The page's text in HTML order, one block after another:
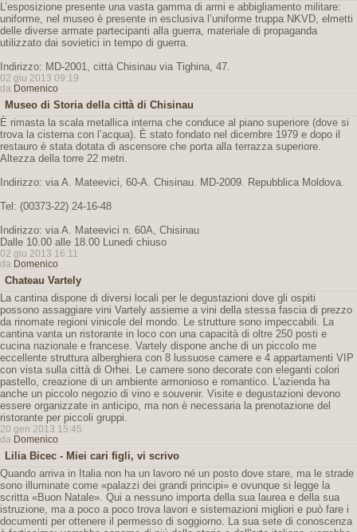
L’esposizione presente una vasta gamma di armi e abbigliamento militare:
uniforme, nel museo è presente in esclusiva l’uniforme truppa NKVD, elmetti
delle diverse armate partecipanti alla guerra, materiale di propaganda
utilizzato dai sovietici in tempo di guerra.
Indirizzo: MD-2001, città Chisinau via Tighina, 47.
02 giu 2013 09:19
da Domenico
Museo di Storia della città di Chisinau
È rimasta la scala metallica interna che conduce al piano superiore (dove si
trova la cisterna con l’acqua). È stato fondato nel dicembre 1979 e dopo il
restauro è stata dotata di ascensore che porta alla terrazza superiore.
Altezza della torre 22 metri.
Indirizzo: via A. Mateevici, 60-A. Chisinau. MD-2009. Repubblica Moldova.
Tel: (00373-22) 24-16-48
Indirizzo: via A. Mateevici n. 60A, Chisinau
Dalle 10.00 alle 18.00 Lunedi chiuso
02 giu 2013 16:11
da Domenico
Chateau Vartely
La cantina dispone di diversi locali per le degustazioni dove gli ospiti
possono assaggiare vini Vartely assieme a vini della stessa fascia di prezzo
da rinomate regioni vinicole del mondo. Le strutture sono impeccabili. La
cantina vanta un ristorante in loco con una capacità di oltre 250 posti e
cucina nazionale e francese. Vartely dispone anche di un piccolo me
eccellente struttura alberghiera con 8 lussuose camere e 4 appartamenti VIP
con vista sulla città di Orhei. Le camere sono decorate con eleganti colori
pastello, creazione di un ambiente armonioso e romantico. L'azienda ha
anche un piccolo negozio di vino e souvenir. Visite e degustazioni devono
essere organizzate in anticipo, ma non è necessaria la prenotazione del
ristorante per piccoli gruppi.
20 gen 2013 15:45
da Domenico
Lilia Bicec - Miei cari figli, vi scrivo
Quando arriva in Italia non ha un lavoro né un posto dove stare, ma le strade
sono illuminate come «palazzi dei grandi principi» e ovunque si legge la
scritta «Buon Natale». Qui a nessuno importa della sua laurea e della sua
istruzione, ma a poco a poco trova lavori e sistemazioni migliori e può fare i
documenti per ottenere il permesso di soggiorno. La sua sete di conoscenza